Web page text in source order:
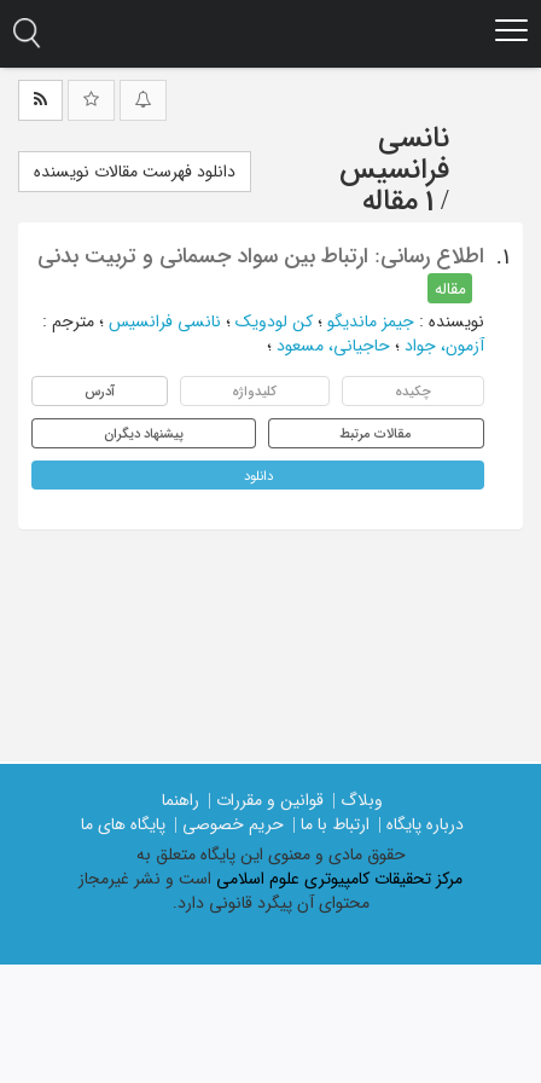
نانسی
فرانسیس
/ 1 مقاله
دانلود فهرست مقالات نویسنده
1. اطلاع رسانی: ارتباط بین سواد جسمانی و تربیت بدنی
مقاله
نویسنده : جیمز ماندیگو ؛ کن لودویک ؛ نانسی فرانسیس ؛ مترجم :
آزمون، جواد ؛ حاجیانی، مسعود ؛
چکیده کلیدواژه آدرس
مقالات مرتبط پیشنهاد دیگران
دانلود
وبلاگ | قوانین و مقررات |
راهنما
درباره پایگاه |
ارتباط با ما | حریم خصوصی |
پایگاه های ما
حقوق مادی و معنوی اين پايگاه متعلق به
مرکز تحقیقات کامپیوتری علوم اسلامی است و نشر غیرمجاز
محتوای آن پیگرد قانونی دارد.